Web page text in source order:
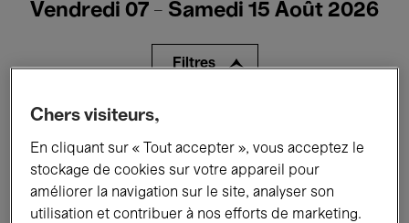
Vendredi 07 - Samedi 15 Août 2026
Filtres
Tous les événements
Expositions Films Performances
Rencontres & Débats Jazz
Chers visiteurs,
En cliquant sur « Tout accepter », vous acceptez le
stockage de cookies sur votre appareil pour
améliorer la navigation sur le site, analyser son
utilisation et contribuer à nos efforts de marketing.